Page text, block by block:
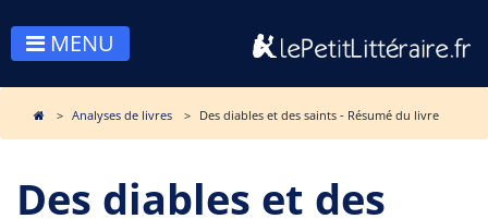
MENU
Analyses de livres Des diables et des saints - Résumé du livre
Des diables et des